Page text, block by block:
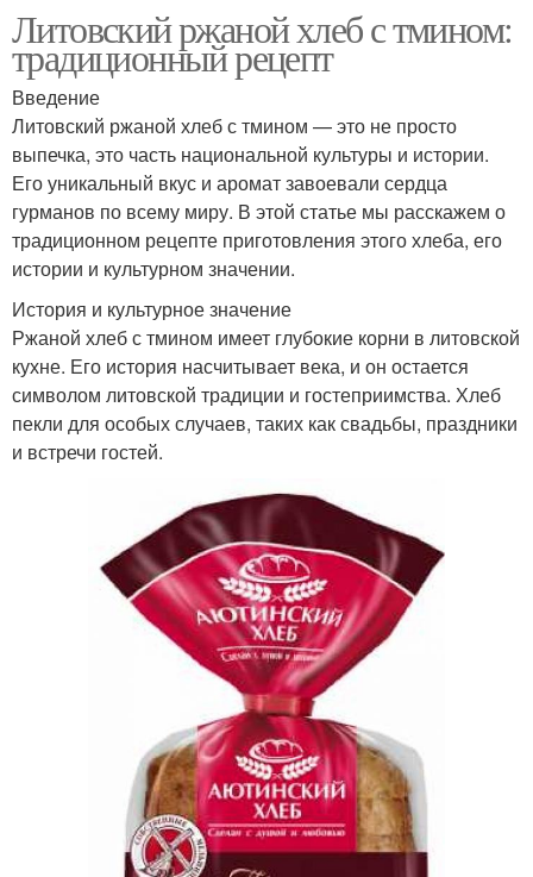
Литовский ржаной хлеб с тмином:
традиционный рецепт
Введение
Литовский ржаной хлеб с тмином — это не просто
выпечка, это часть национальной культуры и истории.
Его уникальный вкус и аромат завоевали сердца
гурманов по всему миру. В этой статье мы расскажем о
традиционном рецепте приготовления этого хлеба, его
истории и культурном значении.
История и культурное значение
Ржаной хлеб с тмином имеет глубокие корни в литовской
кухне. Его история насчитывает века, и он остается
символом литовской традиции и гостеприимства. Хлеб
пекли для особых случаев, таких как свадьбы, праздники
и встречи гостей.